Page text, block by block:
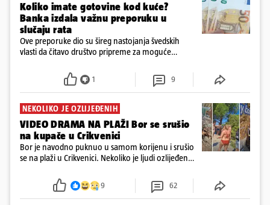
Koliko imate gotovine kod kuće?
Banka izdala važnu preporuku u
slučaju rata
Ove preporuke dio su šireg nastojanja švedskih
vlasti da čitavo društvo pripreme za moguće
1 9
NEKOLIKO JE OZLIJEĐENIH
VIDEO DRAMA NA PLAŽI Bor se srušio
na kupače u Crikvenici
Bor je navodno puknuo u samom korijenu i srušio
se na plaži u Crikvenici. Nekoliko je ljudi ozlijeđeno,
9 62